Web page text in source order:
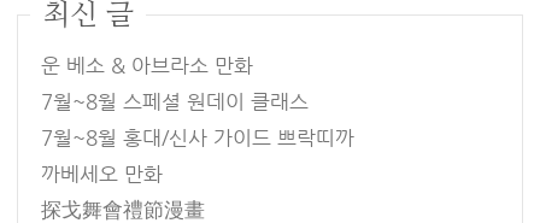
최신 글
운 베소 & 아브라소 만화
7월~8월 스페셜 원데이 클래스
7월~8월 홍대/신사 가이드 쁘락띠까
까베세오 만화
探戈舞會禮節漫畫